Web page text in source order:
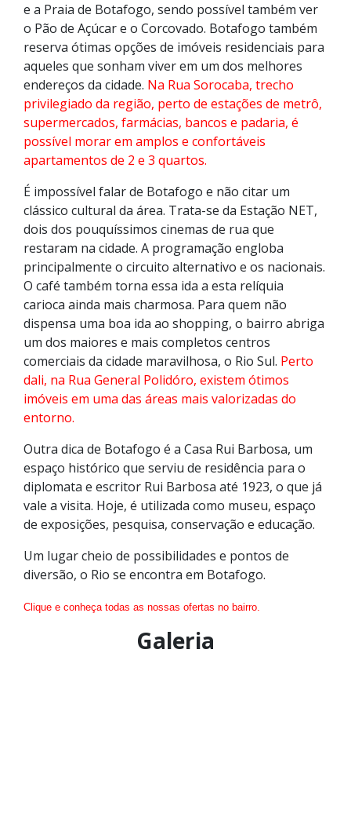
e a Praia de Botafogo, sendo possível também ver
o Pão de Açúcar e o Corcovado. Botafogo também
reserva ótimas opções de imóveis residenciais para
aqueles que sonham viver em um dos melhores
endereços da cidade. Na Rua Sorocaba, trecho
privilegiado da região, perto de estações de metrô,
supermercados, farmácias, bancos e padaria, é
possível morar em amplos e confortáveis
apartamentos de 2 e 3 quartos.
É impossível falar de Botafogo e não citar um
clássico cultural da área. Trata-se da Estação NET,
dois dos pouquíssimos cinemas de rua que
restaram na cidade. A programação engloba
principalmente o circuito alternativo e os nacionais.
O café também torna essa ida a esta relíquia
carioca ainda mais charmosa. Para quem não
dispensa uma boa ida ao shopping, o bairro abriga
um dos maiores e mais completos centros
comerciais da cidade maravilhosa, o Rio Sul. Perto
dali, na Rua General Polidóro, existem ótimos
imóveis em uma das áreas mais valorizadas do
entorno.
Outra dica de Botafogo é a Casa Rui Barbosa, um
espaço histórico que serviu de residência para o
diplomata e escritor Rui Barbosa até 1923, o que já
vale a visita. Hoje, é utilizada como museu, espaço
de exposições, pesquisa, conservação e educação.
Um lugar cheio de possibilidades e pontos de
diversão, o Rio se encontra em Botafogo.
Clique e conheça todas as nossas ofertas no bairro.
Galeria